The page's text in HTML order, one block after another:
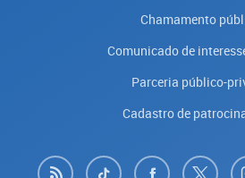
Chamamento
Comunicado de
Parceria público-
Cadastro de